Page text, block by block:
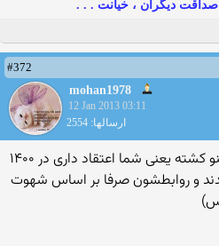
دیگران ، خیانت . . .
#372
mohan1978
12 Jan 2013 03:11
ارسالها: 2554
samaneh: این استدلال شما منو کشته یعنی شما اعتقاد داری در ۱۴۰۰
و روابطشون صرفا بر اساس شهوت